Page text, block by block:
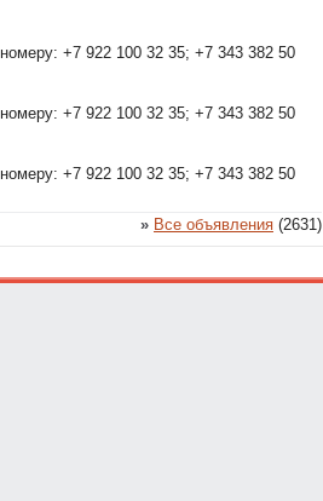
+7 922 100 32 35; +7 343 382 50
+7 922 100 32 35; +7 343 382 50
+7 922 100 32 35; +7 343 382 50
» Все объявления (2631)